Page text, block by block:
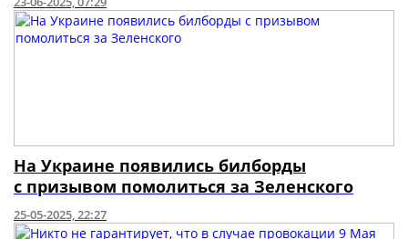
На Украине появились билборды
с призывом помолиться за Зеленского
25-05-2025, 22:27